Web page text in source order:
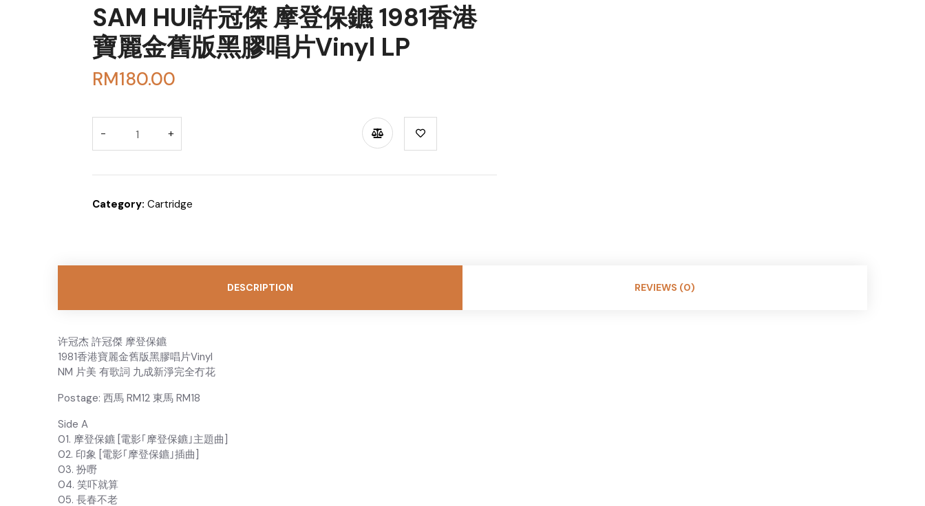
SAM HUI許冠傑 摩登保鑣 1981香港
寶麗金舊版黑膠唱片Vinyl LP
RM180.00
Category: Cartridge
DESCRIPTION REVIEWS (0)
许冠杰 許冠傑 摩登保鑣
1981香港寶麗金舊版黑膠唱片Vinyl
NM 片美 有歌詞 九成新淨完全冇花
Postage: 西馬 RM12 東馬 RM18
Side A
01. 摩登保鑣 [電影｢摩登保鑣｣主題曲]
02. 印象 [電影｢摩登保鑣｣插曲]
03. 扮嘢
04. 笑吓就算
05. 長春不老